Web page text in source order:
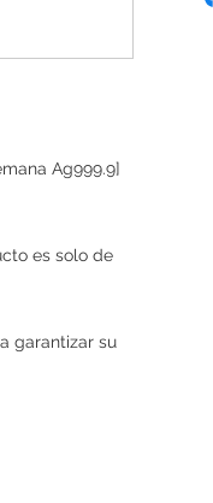
Ag999.9]
es solo de
garantizar su